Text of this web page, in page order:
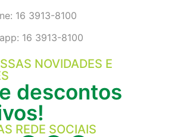
16 3913-8100
16 3913-8100
NOVIDADES E
descontos
REDE SOCIAIS